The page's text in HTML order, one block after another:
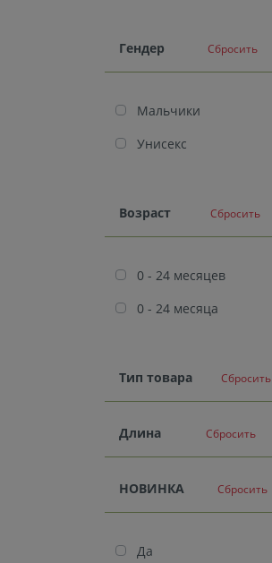
Гендер Сбросить
Мальчики
Унисекс
Возраст Сбросить
0 - 24 месяцев
0 - 24 месяца
Тип товара Сбросить
Длина Сбросить
НОВИНКА Сбросить
Да